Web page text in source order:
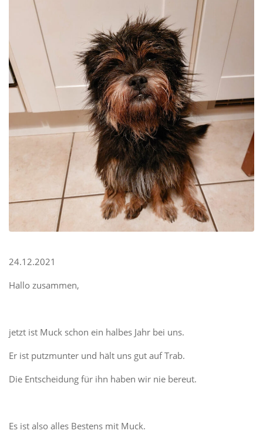
24.12.2021
Hallo zusammen,
jetzt ist Muck schon ein halbes Jahr bei uns.
Er ist putzmunter und hält uns gut auf Trab.
Die Entscheidung für ihn haben wir nie bereut.
Es ist also alles Bestens mit Muck.